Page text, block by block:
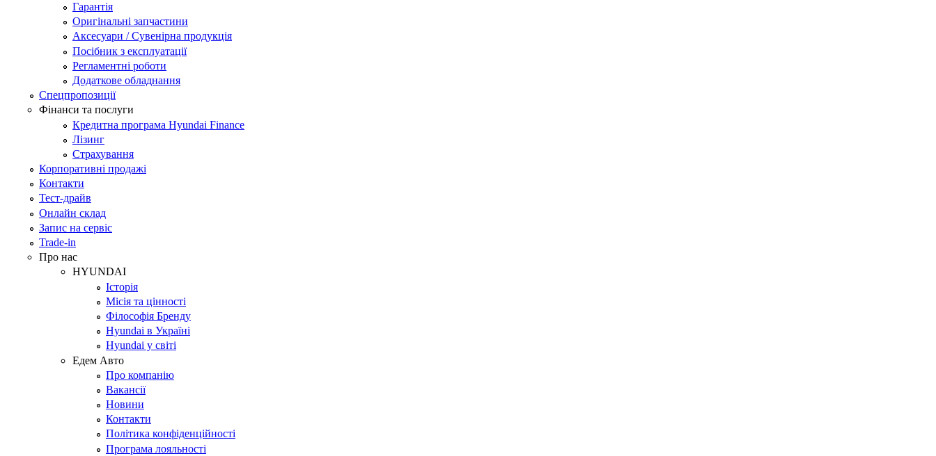
Гарантія
Оригінальні запчастини
Аксесуари / Сувенірна продукція
Посібник з експлуатації
Регламентні роботи
Додаткове обладнання
Спецпропозиції
Фінанси та послуги
Кредитна програма Hyundai Finance
Лізинг
Страхування
Корпоративні продажі
Контакти
Тест-драйв
Онлайн склад
Запис на сервіс
Trade-in
Про нас
HYUNDAI
Історія
Місія та цінності
Філософія Бренду
Hyundai в Україні
Hyundai у світі
Едем Авто
Про компанію
Вакансії
Новини
Контакти
Політика конфіденційності
Програма лояльності